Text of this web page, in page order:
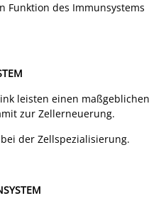
Funktion des Immunsystems
leisten einen maßgeblichen
zur Zellerneuerung.
der Zellspezialisierung.